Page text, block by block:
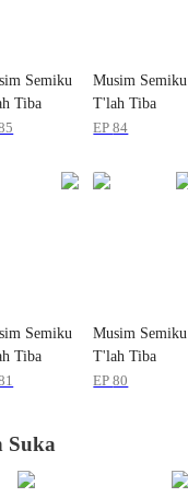
Semiku
Tiba
Musim Semiku
T'lah Tiba
EP84
Semiku
Tiba
Musim Semiku
T'lah Tiba
EP80
Suka